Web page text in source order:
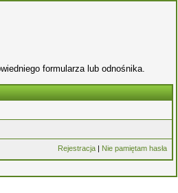
formularza lub odnośnika.
Rejestracja | Nie pamiętam hasła